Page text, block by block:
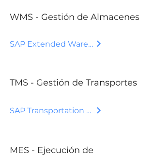
WMS - Gestión de Almacenes
SAP Extended Warehouse Management
TMS - Gestión de Transportes
SAP Transportation Management System
MES - Ejecución de